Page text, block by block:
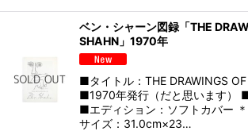
ベン・シャーン図録「THE
SHAHN」1970年
■タイトル：THE DRAWINGS
■1970年発行（だと思います）
■エディション：ソフトカバー
サイズ：31.0cm×23…